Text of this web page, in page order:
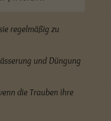
regelmäßig zu
und Düngung
die Trauben ihre